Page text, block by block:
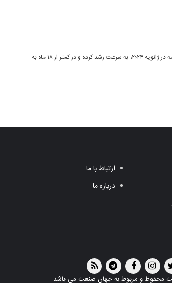
حجم معاملات تجمعی ETFهای بیت‌کوین در بازار آمریکا از زمان عرضه در ژانویه ۲۰۲۴، به سرعت رشد کرده و در کمتر از ۱۸ ماه به
ارتباط با ما
درباره ما
محفوظ و مربوط به جهان صنعت می باشد